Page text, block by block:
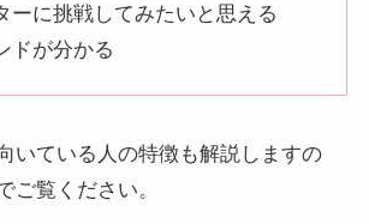
ーに挑戦してみたいと思える
ドが分かる
いている人の特徴も解説しますの
ご覧ください。